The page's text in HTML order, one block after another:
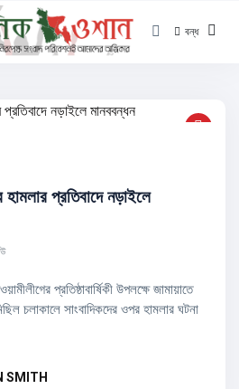
বন্ধ
হামলার প্রতিবাদে নড়াইলে
প্রতিষ্ঠাবার্ষিকী উপলক্ষে জামায়াতে
চলাকালে সাংবাদিকদের ওপর হামলার ঘটনা
SMITH